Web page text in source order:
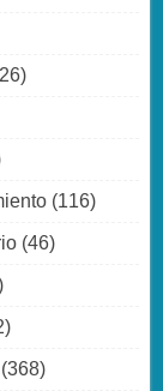
(116)
(46)
(368)